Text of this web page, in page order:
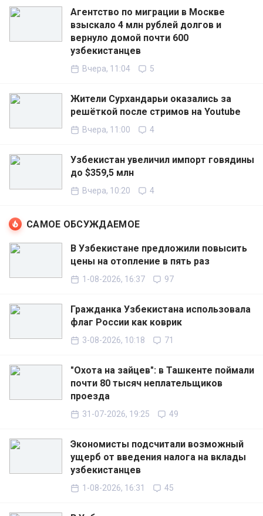
Агентство по миграции в Москве
взыскало 4 млн рублей долгов и
вернуло домой почти 600
узбекистанцев
Вчера, 11:04 5
Жители Сурхандарьи оказались за
решёткой после стримов на Youtube
Вчера, 11:00 4
Узбекистан увеличил импорт говядины
до $359,5 млн
Вчера, 10:20 4
САМОЕ ОБСУЖДАЕМОЕ
В Узбекистане предложили повысить
цены на отопление в пять раз
1-08-2026, 16:37 97
Гражданка Узбекистана использовала
флаг России как коврик
3-08-2026, 10:18 71
"Охота на зайцев": в Ташкенте поймали
почти 80 тысяч неплательщиков
проезда
31-07-2026, 19:25 49
Экономисты подсчитали возможный
ущерб от введения налога на вклады
узбекистанцев
1-08-2026, 16:31 45